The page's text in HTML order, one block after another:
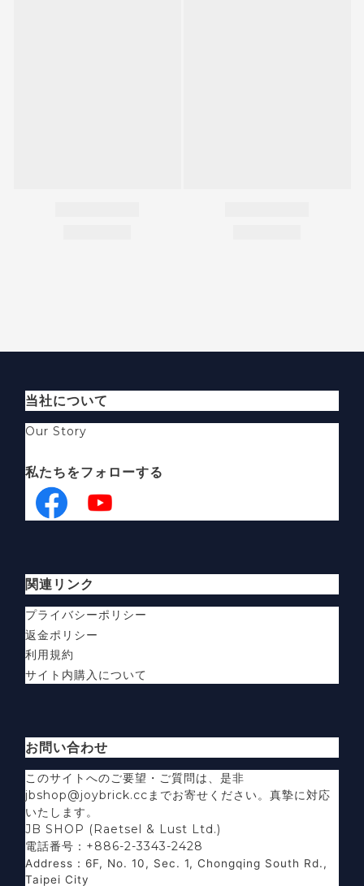
当社について
Our Story
私たちをフォローする
関連リンク
プライバシーポリシー
返金ポリシー
利用規約
サイト内購入について
お問い合わせ
このサイトへのご要望・ご質問は、是非
jbshop@joybrick.ccまでお寄せください。真摯に対応
いたします。
JB SHOP (Raetsel & Lust Ltd.)
電話番号：+886-2-3343-2428
Address ： 6F, No. 10, Sec. 1, Chongqing South Rd.,
Taipei City